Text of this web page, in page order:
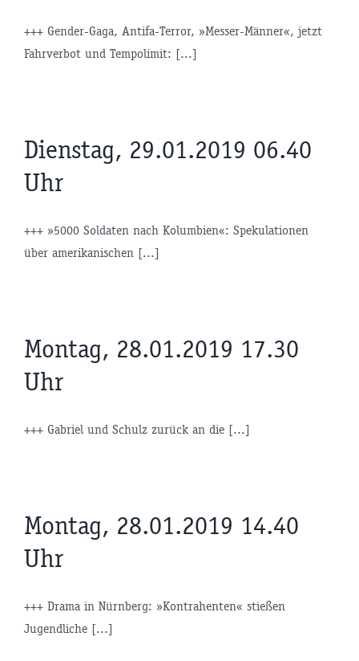
+++ Gender-Gaga, Antifa-Terror, »Messer-Männer«, jetzt
Fahrverbot und Tempolimit: [...]
Dienstag, 29.01.2019 06.40
Uhr
+++ »5000 Soldaten nach Kolumbien«: Spekulationen
über amerikanischen [...]
Montag, 28.01.2019 17.30
Uhr
+++ Gabriel und Schulz zurück an die [...]
Montag, 28.01.2019 14.40
Uhr
+++ Drama in Nürnberg: »Kontrahenten« stießen
Jugendliche [...]